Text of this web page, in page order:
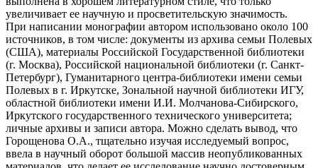
увеличивает ее научную и просветительскую значимость.
При написании монографии автором использовано около 100
источников, в том числе: документы из архива семьи Полевых
(США), материалы Российской Государственной библиотеки
(г. Москва), Российской национальной библиотеки (г. Санкт-
Петербург), Гуманитарного центра-библиотеки имени семьи
Полевых в г. Иркутске, Зональной научной библиотеки ИГУ,
областной библиотеки имени И.И. Молчанова-Сибирского,
Иркутского государственного технического университета;
личные архивы и записи автора. Можно сделать вывод, что
Горощенова О.А., тщательно изучая исследуемый вопрос,
ввела в научный оборот большой массив неопубликованных